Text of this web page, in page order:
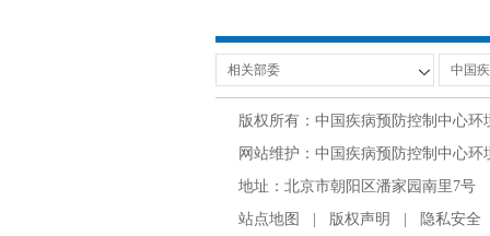
版权所有：中国疾病预防控制中心
网站维护：中国疾病预防控制中心
地址：北京市朝阳区潘家园南里7号
站点地图
版权声明 隐私安全